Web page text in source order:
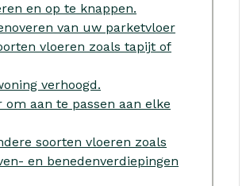
en op te knappen.
van uw parketvloer
vloeren zoals tapijt of
verhoogd.
aan te passen aan elke
soorten vloeren zoals
en benedenverdiepingen